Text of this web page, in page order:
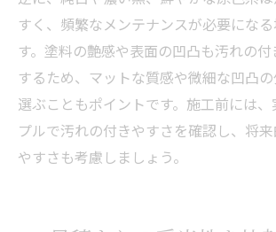
すく、頻繁なメンテナンスが必要にな
す。塗料の艶感や表面の凹凸も汚れの
するため、マットな質感や微細な凹凸
選ぶこともポイントです。施工前には
プルで汚れの付きやすさを確認し、将
やすさも考慮しましょう。